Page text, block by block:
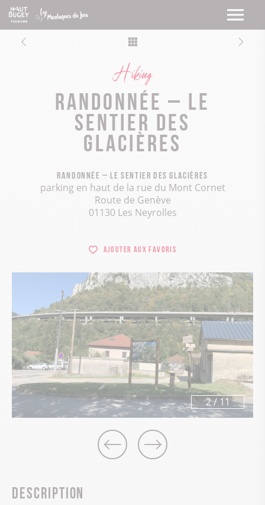
Hiking
Randonnée – Le
sentier des
Glacières
Randonnée – Le sentier des Glacières
parking en haut de la rue du Mont Cornet
Route de Genève
01130 Les Neyrolles
Ajouter aux favoris
2/11
Description